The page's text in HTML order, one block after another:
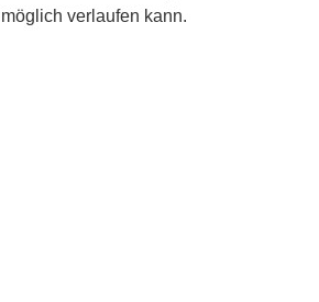
möglich verlaufen kann.